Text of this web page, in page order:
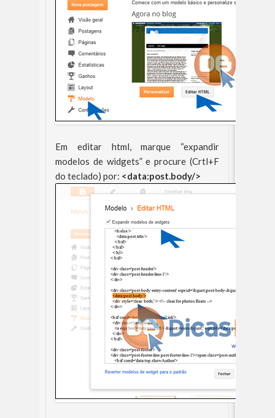
Em editar html, marque “expandir
modelos de widgets” e procure (Crtl+F
do teclado) por: <data:post.body/>